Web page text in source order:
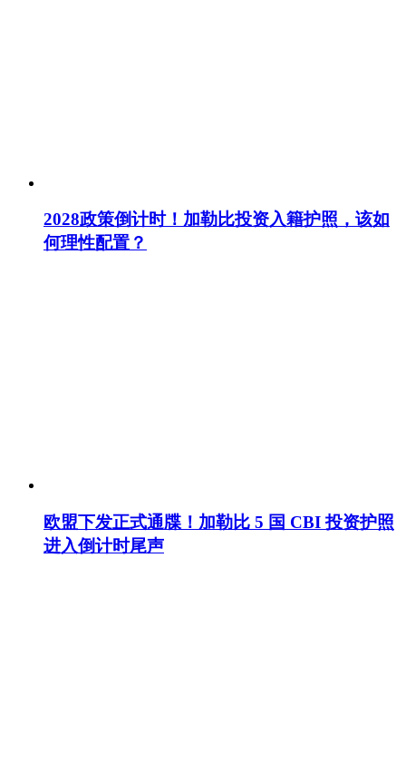
2028政策倒计时！加勒比投资入籍护照，该如
何理性配置？
欧盟下发正式通牒！加勒比 5 国 CBI 投资护照
进入倒计时尾声